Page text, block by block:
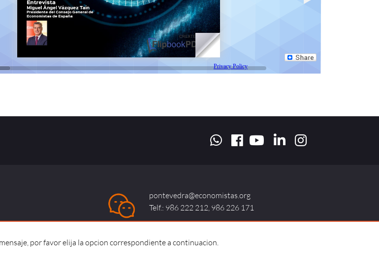
por favor elija la opcion correspondiente a continuacion.
pontevedra@economistas.org
Telf.: 986 222 212, 986 226 171